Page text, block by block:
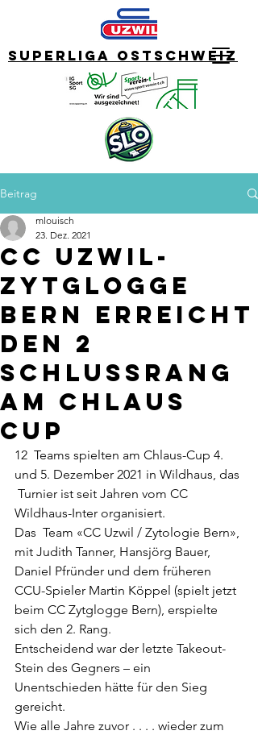
Superliga Ostschweiz
Beitrag
CC Uzwil-
Zytglogge
Bern erreicht
den 2
Schlussrang
am Chlaus
Cup
mlouisch
23. Dez. 2021
12  Teams spielten am Chlaus-Cup 4.
und 5. Dezember 2021 in Wildhaus, das
Turnier ist seit Jahren vom CC
Wildhaus-Inter organisiert.
Das  Team «CC Uzwil / Zytologie Bern»,
mit Judith Tanner, Hansjörg Bauer,
Daniel Pfründer und dem früheren
CCU-Spieler Martin Köppel (spielt jetzt
beim CC Zytglogge Bern), erspielte
sich den 2. Rang.
Entscheidend war der letzte Takeout-
Stein des Gegners – ein
Unentschieden hätte für den Sieg
gereicht.
Wie alle Jahre zuvor . . . . wieder zum